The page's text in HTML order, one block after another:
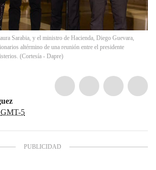
Sarabia, y el ministro de Hacienda, Diego Guevara,
altérmino de una reunión entre el presidente
(Cortesía - Dapre)
GMT-5